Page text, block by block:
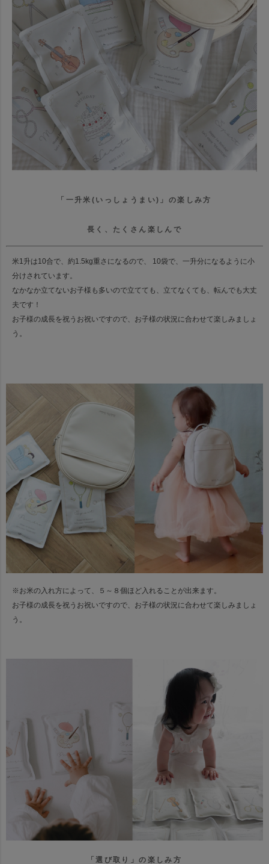
「一升米(いっしょうまい)」の楽しみ方
長く、たくさん楽しんで
米1升は10合で、約1.5kg重さになるので、 10袋で、一升分になるように小
分けされています。
なかなか立てないお子様も多いので立てても、立てなくても、転んでも大丈
夫です！
お子様の成長を祝うお祝いですので、お子様の状況に合わせて楽しみましょ
う。
※お米の入れ方によって、５～８個ほど入れることが出来ます。
お子様の成長を祝うお祝いですので、お子様の状況に合わせて楽しみましょ
う。
「選び取り」の楽しみ方